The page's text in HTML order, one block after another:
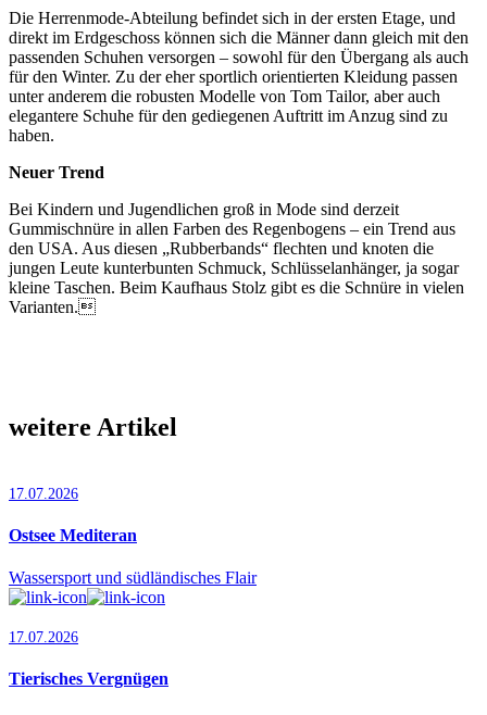
Die Herrenmode-Abteilung befindet sich in der ersten Etage, und
direkt im Erdgeschoss können sich die Männer dann gleich mit den
passenden Schuhen versorgen – sowohl für den Übergang als auch
für den Winter. Zu der eher sportlich orientierten Kleidung passen
unter anderem die robusten Modelle von Tom Tailor, aber auch
elegantere Schuhe für den gediegenen Auftritt im Anzug sind zu
haben.
Neuer Trend
Bei Kindern und Jugendlichen groß in Mode sind derzeit
Gummischnüre in allen Farben des Regenbogens – ein Trend aus
den USA. Aus diesen „Rubberbands“ flechten und knoten die
jungen Leute kunterbunten Schmuck, Schlüsselanhänger, ja sogar
kleine Taschen. Beim Kaufhaus Stolz gibt es die Schnüre in vielen
Varianten.
weitere Artikel
17.07.2026
Ostsee Mediteran
Wassersport und südländisches Flair
17.07.2026
Tierisches Vergnügen